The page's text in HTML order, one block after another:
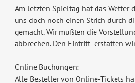
Am letzten Spieltag hat das Wetter
uns doch noch einen Strich durch
gemacht. Wir mußten die
abbrechen. Den Eintritt erstatten
Online Buchungen:
Alle Besteller von Online-Tickets